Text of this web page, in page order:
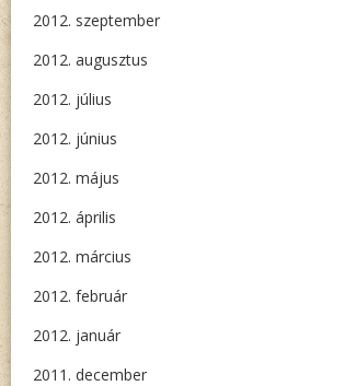
2012. szeptember
2012. augusztus
2012. július
2012. június
2012. május
2012. április
2012. március
2012. február
2012. január
2011. december